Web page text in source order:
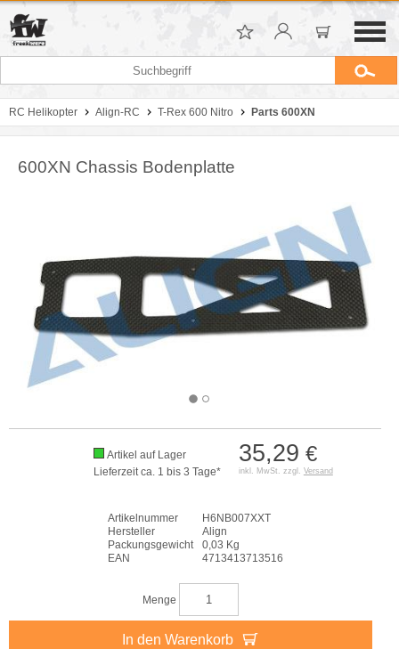
RC Helikopter Align-RC T-Rex 600 Nitro Parts 600XN
600XN Chassis Bodenplatte
35,29 €
inkl. MwSt. zzgl. Versand
Artikel auf Lager
Lieferzeit ca. 1 bis 3 Tage*
Artikelnummer
H6NB007XXT
Hersteller
Align
Packungsgewicht
0,03 Kg
EAN
4713413713516
Menge
In den Warenkorb